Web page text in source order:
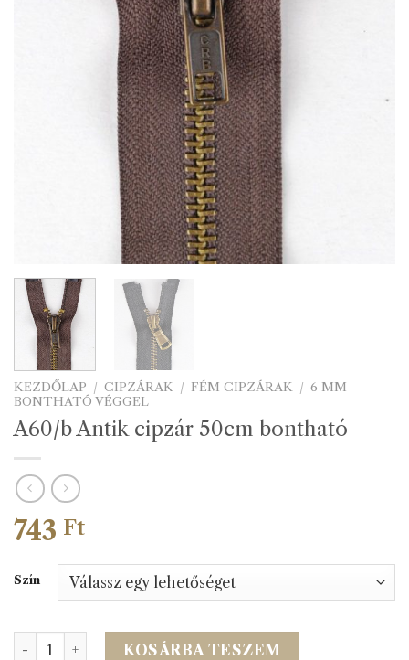
KEZDŐLAP / CIPZÁRAK / FÉM CIPZÁRAK / 6 MM
BONTHATÓ VÉGGEL
A60/b Antik cipzár 50cm bontható
743 Ft
Szín
A60/b Antik cipzár 50cm bontható mennyiség
KOSÁRBA TESZEM